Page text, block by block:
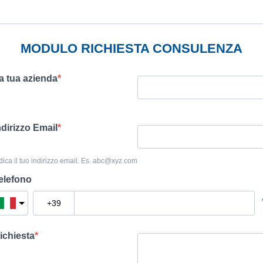
MODULO RICHIESTA CONSULENZA
tua azienda
Email
il tuo indirizzo email. Es. abc@xyz.com